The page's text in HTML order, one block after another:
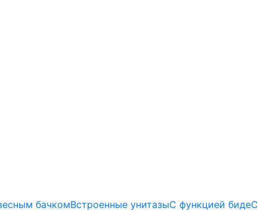
бачкомВстроенные унитазыС функцией бидеС